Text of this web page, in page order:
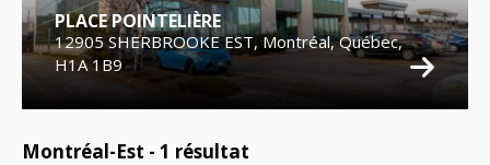
PLACE POINTELIÈRE
12905 SHERBROOKE EST, Montréal, Québec,
H1A 1B9
Montréal-Est - 1 résultat